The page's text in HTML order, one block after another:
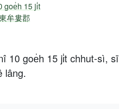
10 goe̍h 15 ji̍t chhut-sì, sī
lâng.
goe̍h 15 ji̍t
牟婁郡